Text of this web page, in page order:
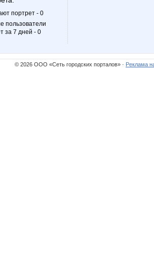
портрет - 0
пользователи
за 7 дней - 0
© 2026 ООО «Сеть городских порталов» · Реклама